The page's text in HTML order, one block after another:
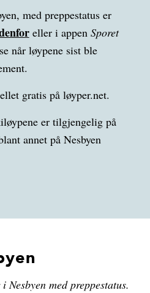
med preppestatus er
eller i appen Sporet
når løypene sist ble
gratis på løyper.net.
er tilgjengelig på
annet på Nesbyen
med preppestatus.